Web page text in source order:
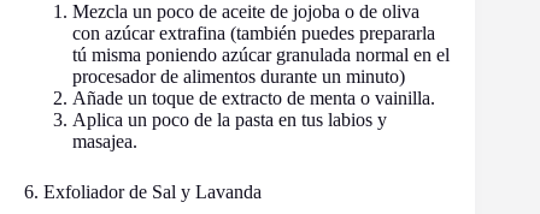
Mezcla un poco de aceite de jojoba o de oliva
con azúcar extrafina (también puedes prepararla
tú misma poniendo azúcar granulada normal en el
procesador de alimentos durante un minuto)
Añade un toque de extracto de menta o vainilla.
Aplica un poco de la pasta en tus labios y
masajea.
6. Exfoliador de Sal y Lavanda